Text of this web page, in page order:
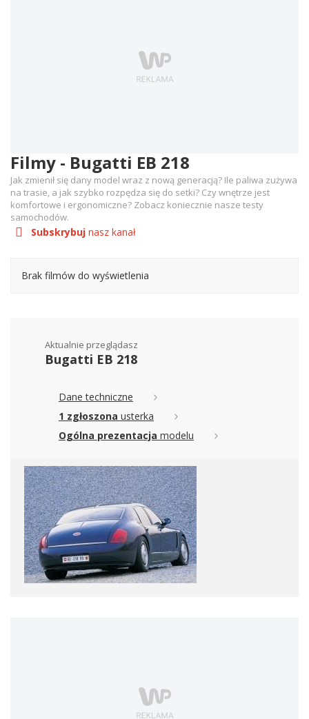
Filmy - Bugatti EB 218
Subskrybuj nasz kanał
Jak zmienił się dany model wraz z nową generacją? Ile paliwa zużywa
na trasie, a jak szybko rozpędza się do setki? Czy wnętrze jest
komfortowe i ergonomiczne? Zobacz koniecznie nasze testy
samochodów.
Brak filmów do wyświetlenia
Aktualnie przeglądasz
Bugatti EB 218
Dane techniczne
1 zgłoszona usterka
Ogólna prezentacja modelu